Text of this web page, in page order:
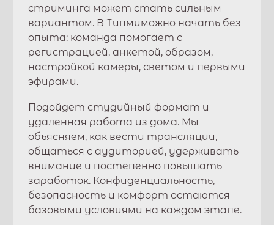
стриминга может стать сильным
вариантом. ВТипмиможно начать без
опыта: команда помогает с
регистрацией, анкетой, образом,
настройкой камеры, светом и первыми
эфирами.
Подойдет студийный формат и
удаленная работа из дома. Мы
объясняем, как вести трансляции,
общаться с аудиторией, удерживать
внимание и постепенно повышать
заработок. Конфиденциальность,
безопасность и комфорт остаются
базовыми условиями на каждом этапе.